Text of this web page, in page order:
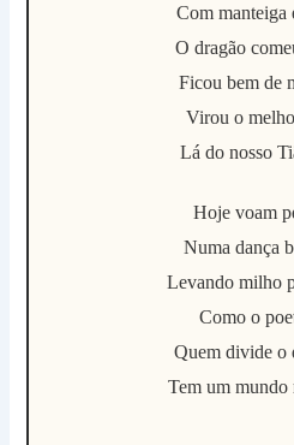
Com manteiga
O dragão
Ficou bem de
Virou o
Lá do nosso
Hoje voam
Numa dança
Levando milho
Como o
Quem divide o
Tem um mundo